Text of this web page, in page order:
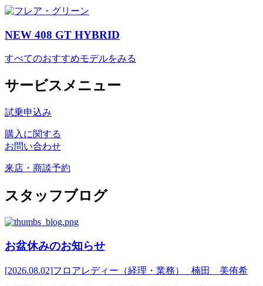
NEW 408 GT HYBRID
すべてのおすすめモデルをみる
サービスメニュー
試乗申込み
購入に関する
お問い合わせ
来店・商談予約
スタッフブログ
お盆休みのお知らせ
[2026.08.02]フロアレディー（経理・業務） 楠田 美侑希